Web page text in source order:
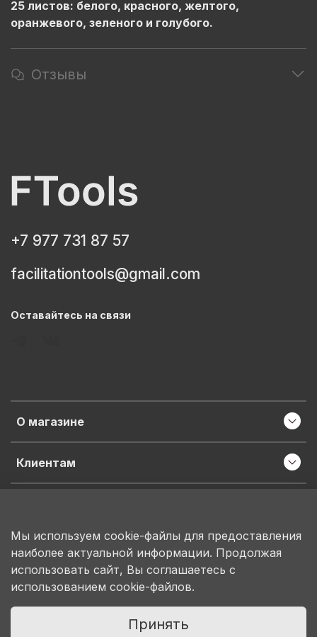
25 листов: белого, красного, желтого,
оранжевого, зеленого и голубого.
Отзывы
О магазине
Клиентам
+7 977 731 87 57
facilitationtools@gmail.com
Оставайтесь на связи
ИП Пронина М.Н.
ИНН 503150684207
Мы используем cookie-файлы для предоставления
наиболее актуальной информации. Продолжая
использовать сайт, Вы соглашаетесь с
использованием cookie-файлов.
Принять